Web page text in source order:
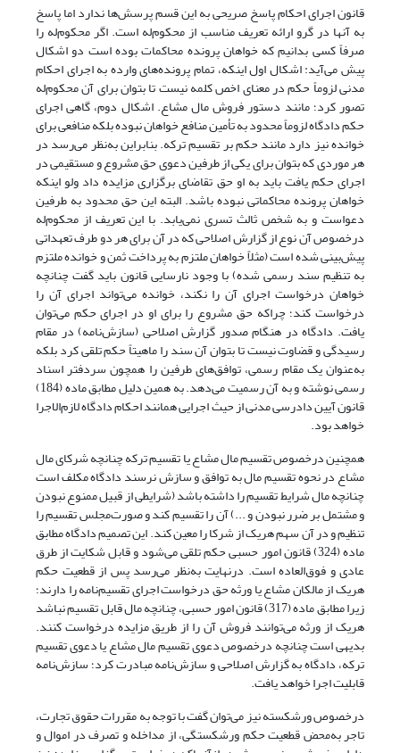
قانون اجرای احکام پاسخ صریحی به این قسم پرسش‌ها ندارد اما پاسخ
به آنها در گرو ارائه تعریف مناسب از محکوم‌له است. اگر محکوم‌له را
صرفاً کسی بدانیم که خواهان پرونده محاکمات بوده است دو اشکال
پیش می‌آید: اشکال اول اینکه، تمام پرونده‌های وارده به اجرای احکام
مدنی لزوماً حکم در معنای اخص کلمه نیست تا بتوان برای آن محکوم‌له
تصور کرد؛ مانند دستور فروش مال مشاع. اشکال دوم، گاهی اجرای
حکم دادگاه لزوماً محدود به تأمین منافع خواهان نبوده بلکه منافعی برای
خوانده نیز دارد مانند حکم بر تقسیم ترکه. بنابراین به‌نظر می‌رسد در
هر موردی که بتوان برای یکی از طرفین دعوی حق مشروع و مستقیمی در
اجرای حکم یافت باید به او حق تقاضای برگزاری مزایده داد ولو اینکه
خواهان پرونده محاکماتی نبوده باشد. البته این حق محدود به طرفین
دعواست و به شخص ثالث تسری نمی‌یابد. با این تعریف از محکوم‌له
درخصوص آن نوع از گزارش اصلاحی که در آن برای هر دو طرف تعهداتی
پیش‌بینی شده‌ است (مثلاً خواهان ملتزم به پرداخت ثمن و خوانده ملتزم
به تنظیم سند رسمی شده) با وجود نارسایی قانون باید گفت چنانچه
خواهان درخواست اجرای آن را نکند، خوانده می‌تواند اجرای آن را
درخواست کند؛ چراکه حق مشروع را برای او در اجرای حکم می‌توان
یافت. دادگاه در هنگام صدور گزارش اصلاحی (سازش‌نامه) در مقام
رسیدگی و قضاوت نیست تا بتوان آن سند را ماهیتاً حکم تلقی کرد بلکه
به‌عنوان یک مقام رسمی، توافق‌های طرفین را همچون سردفتر اسناد
رسمی نوشته و به آن رسمیت می‌دهد. به همین دلیل مطابق ماده (184)
قانون آیین دادرسی مدنی از حیث اجرایی همانند احکام دادگاه لازم‌الاجرا
خواهد بود.
همچنین درخصوص تقسیم مال مشاع یا تقسیم ترکه چنانچه شرکای مال
مشاع در نحوه تقسیم مال به توافق و سازش نرسند دادگاه مکلف است
چنانچه مال شرایط تقسیم را داشته باشد (شرایطی از قبیل ممنوع نبودن
و مشتمل بر ضرر نبودن و ...) آن را تقسیم کند و صورت‌مجلس تقسیم را
تنظیم و در آن سهم هر‌یک از شرکا را معین کند. این تصمیم دادگاه مطابق
ماده (324) قانون امور حسبی حکم تلقی می‌شود و قابل شکایت از طرق
عادی و فوق‌العاده است. در‌نهایت به‌نظر می‌رسد پس از قطعیت حکم
هر‌یک از مالکان مشاع یا ورثه حق درخواست اجرای تقسیم‌نامه را دارند؛
زیرا مطابق ماده (317) قانون امور حسبی، چنانچه مال قابل تقسیم نباشد
هر‌یک از ورثه می‌توانند فروش آن را از طریق مزایده درخواست کنند.
بدیهی است چنانچه درخصوص دعوی تقسیم مال مشاع یا دعوی تقسیم
ترکه، دادگاه به گزارش اصلاحی و سازش‌نامه مبادرت کرد؛ سازش‌نامه
قابلیت اجرا خواهد یافت.
درخصوص ورشکسته نیز می‌توان گفت با توجه به مقررات حقوق تجارت،
تاجر به‌محض قطعیت حکم ورشکستگی، از مداخله و تصرف در اموال و